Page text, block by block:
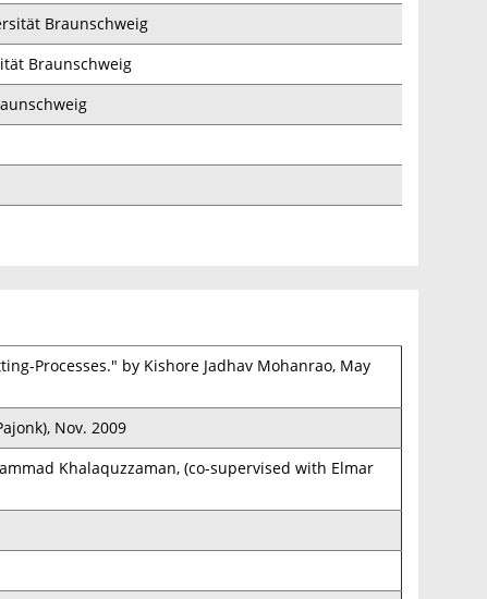
Braunschweig
Braunschweig
Processes." by Kishore Jadhav Mohanrao, May
Nov. 2009
Khalaquzzaman, (co-supervised with Elmar